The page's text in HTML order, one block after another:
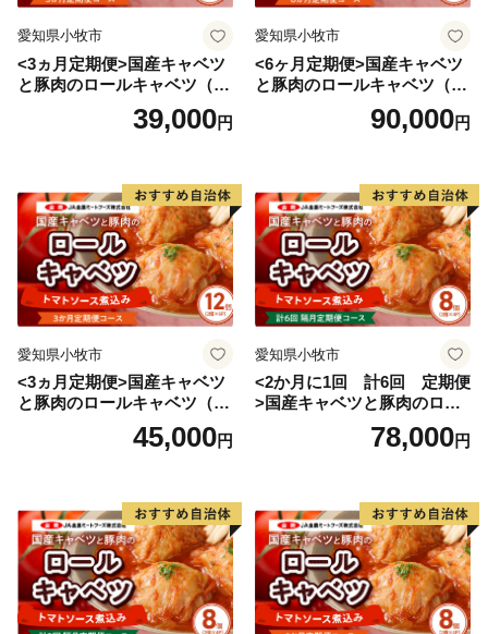
愛知県小牧市
<3ヵ月定期便>国産キャベツ
と豚肉のロールキャベツ（4P
39,000円
愛知県小牧市
<6ヶ月定期便>国産キャベツ
と豚肉のロールキャベツ（6P
90,000円
愛知県小牧市
<3ヵ月定期便>国産キャベツ
と豚肉のロールキャベツ（6P
45,000円
愛知県小牧市
<2か月に1回 計6回 定期便
>国産キャベツと豚肉のロー
ルキャベツ（4P入り）
78,000円